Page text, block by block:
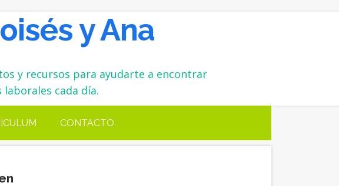
y Ana
y recursos para ayudarte a encontrar
cada día.
CONTACTO